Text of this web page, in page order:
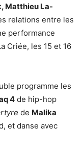
Matthieu La-
relations entre les
performance
Criée, les 15 et 16
programme les
4 de hip-hop
de Malika
et danse avec